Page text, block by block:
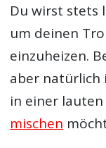
Du wirst stets
um deinen
einzuheizen.
aber natürlich
in einer
mischen